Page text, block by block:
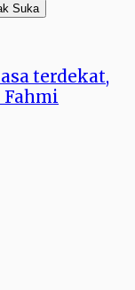
Suka
terdekat,